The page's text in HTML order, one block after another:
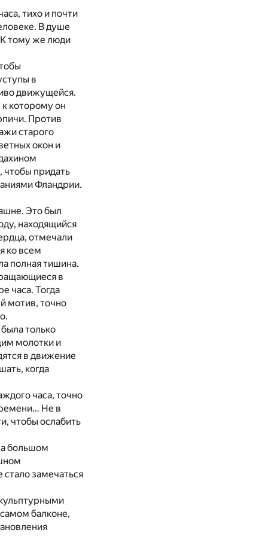
тихо и почти
В душе
К тому же люди
в
движущейся.
которому он
Против
старого
окон и
чтобы придать
Фландрии.
Это был
находящийся
отмечали
ко всем
полная тишина.
в
часа. Тогда
мотив, точно
только
молотки и
в движение
когда
часа, точно
Не в
чтобы ослабить
большом
замечаться
балконе,